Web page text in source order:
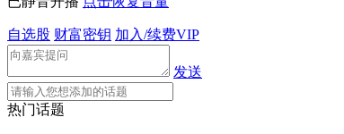
自选股 财富密钥 加入/续费VIP
发送
热门话题